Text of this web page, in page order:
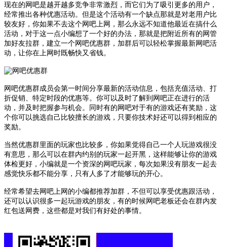
现在的网吧是越开越多竞争非常激烈，而它们为了吸引更多的用户，
经常推出各种优惠活动。但是这个活动有一个缺点那就是对老用户比
较友好，你如果不去这个网吧上网，那么永远不知道他最近在搞什么
活动，对于这一点小编想了一个好的办法，那就是把附近所有的网管
加好友拉群，建立一个网吧优惠群，加群后可以轻松掌握最新网吧活
动，让你在上网时既畅快又省钱。
网吧优惠群成员会第一时间分享最新的活动信息，包括充值活动、打
折促销、特定时段的优惠等。你可以及时了解到网吧正在进行的活
动，并及时把握参与机会。同时有的网吧对于有的游戏还有奖励，这
个你可以挑选自己比较擅长的游戏，只要你技术好还可以得到相应的
奖励。
当然优惠群里面的玩家也比较多，你如果觉得自己一个人玩游戏很没
有意思，那么可以在群内约别的玩家一起开黑，这样能够让你的游戏
体检更好，小编就是一个资深的网吧玩家，每次如果没有朋友一起去
感觉快乐都不能分享，只有人多了才能够玩的开心。
经常希望去网吧上网的小编都推荐加群，不但可以享受优惠跟活动，
还可以认识很多一起玩游戏的朋友，有的时候网吧老板还会在群内发
红包送网费，这些都是对我们有好处的事情。